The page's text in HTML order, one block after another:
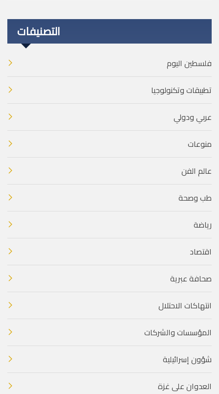
التصنيفات
فلسطين اليوم
تطبيقات وتكنولوجيا
عربي ودولي
منوعات
عالم الفن
طب وصحة
رياضة
اقتصاد
صحافة عبرية
انتهاكات الاحتلال
المؤسسات والشركات
شؤون إسرائيلية
العدوان على غزة